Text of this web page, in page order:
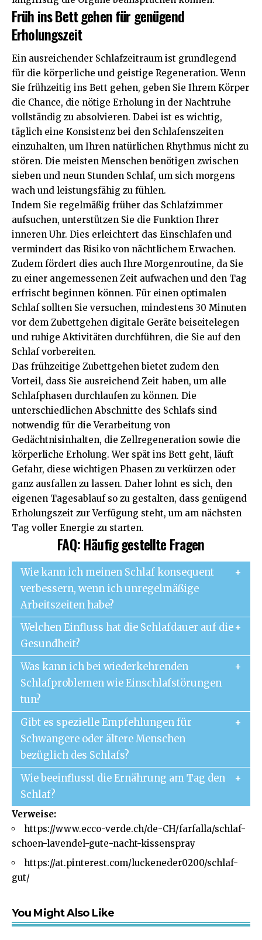
Früh ins Bett gehen für genügend
Erholungszeit
Ein ausreichender Schlafzeitraum ist grundlegend
für die körperliche und geistige Regeneration. Wenn
Sie frühzeitig ins Bett gehen, geben Sie Ihrem Körper
die Chance, die nötige Erholung in der Nachtruhe
vollständig zu absolvieren. Dabei ist es wichtig,
täglich eine Konsistenz bei den Schlafenszeiten
einzuhalten, um Ihren natürlichen Rhythmus nicht zu
stören. Die meisten Menschen benötigen zwischen
sieben und neun Stunden Schlaf, um sich morgens
wach und leistungsfähig zu fühlen.
Indem Sie regelmäßig früher das Schlafzimmer
aufsuchen, unterstützen Sie die Funktion Ihrer
inneren Uhr. Dies erleichtert das Einschlafen und
vermindert das Risiko von nächtlichem Erwachen.
Zudem fördert dies auch Ihre Morgenroutine, da Sie
zu einer angemessenen Zeit aufwachen und den Tag
erfrischt beginnen können. Für einen optimalen
Schlaf sollten Sie versuchen, mindestens 30 Minuten
vor dem Zubettgehen digitale Geräte beiseitelegen
und ruhige Aktivitäten durchführen, die Sie auf den
Schlaf vorbereiten.
Das frühzeitige Zubettgehen bietet zudem den
Vorteil, dass Sie ausreichend Zeit haben, um alle
Schlafphasen durchlaufen zu können. Die
unterschiedlichen Abschnitte des Schlafs sind
notwendig für die Verarbeitung von
Gedächtnisinhalten, die Zellregeneration sowie die
körperliche Erholung. Wer spät ins Bett geht, läuft
Gefahr, diese wichtigen Phasen zu verkürzen oder
ganz ausfallen zu lassen. Daher lohnt es sich, den
eigenen Tagesablauf so zu gestalten, dass genügend
Erholungszeit zur Verfügung steht, um am nächsten
Tag voller Energie zu starten.
FAQ: Häufig gestellte Fragen
Wie kann ich meinen Schlaf konsequent
verbessern, wenn ich unregelmäßige
Arbeitszeiten habe?
Welchen Einfluss hat die Schlafdauer auf die
Gesundheit?
Was kann ich bei wiederkehrenden
Schlafproblemen wie Einschlafstörungen
tun?
Gibt es spezielle Empfehlungen für
Schwangere oder ältere Menschen
bezüglich des Schlafs?
Wie beeinflusst die Ernährung am Tag den
Schlaf?
Verweise:
https://www.ecco-verde.ch/de-CH/farfalla/schlaf-
schoen-lavendel-gute-nacht-kissenspray
https://at.pinterest.com/luckeneder0200/schlaf-
gut/
You Might Also Like